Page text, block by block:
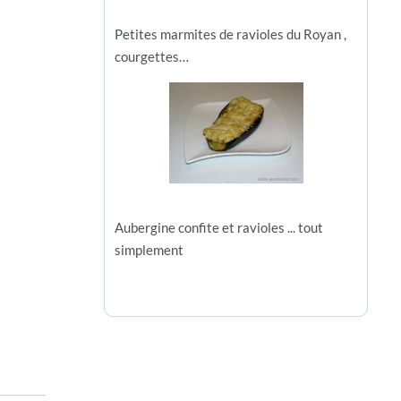
Petites marmites de ravioles du Royan ,
courgettes…
Aubergine confite et ravioles ... tout
simplement